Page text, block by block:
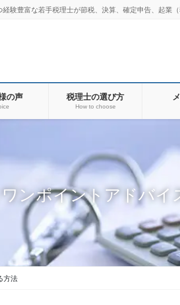
験豊富な若手税理士が節税、決算、確定申告、起業
の声 税理士の選び方
How to choose
ワンポイントアドバイ
方法